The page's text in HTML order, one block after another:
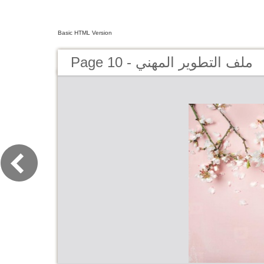
Basic HTML Version
Page 10 - ملف التطوير المهني